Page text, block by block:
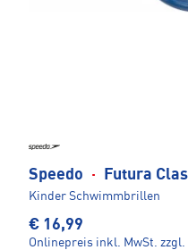
Speedo · Futura
Kinder Schwimmbrillen
€ 16,99
Onlinepreis inkl. MwSt. zzgl.